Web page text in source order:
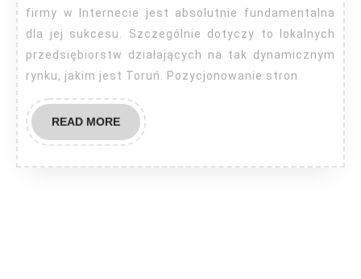
firmy w Internecie jest absolutnie fundamentalna
dla jej sukcesu. Szczególnie dotyczy to lokalnych
przedsiębiorstw działających na tak dynamicznym
rynku, jakim jest Toruń. Pozycjonowanie stron
READ MOREREAD
MORE